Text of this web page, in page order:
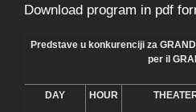
Download program in pdf
Predstave u konkurenciji za
per il
DAY HOUR